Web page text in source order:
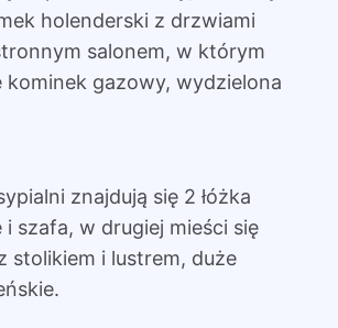
holenderski z drzwiami
salonem, w którym
kominek gazowy, wydzielona
znajdują się 2 łóżka
i szafa, w drugiej mieści się
stolikiem i lustrem, duże